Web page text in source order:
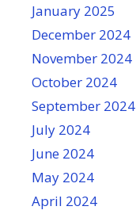
January 2025
December 2024
November 2024
October 2024
September 2024
July 2024
June 2024
May 2024
April 2024